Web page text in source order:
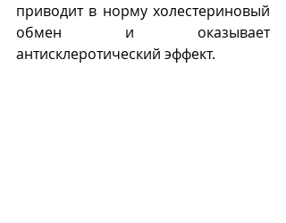
приводит в норму холестериновый
обмен и оказывает
антисклеротический эффект.